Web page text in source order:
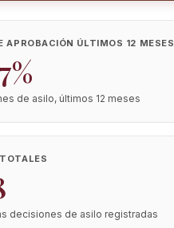
APROBACIÓN ÚLTIMOS 12 MESES
de asilo, últimos 12 meses
decisiones de asilo registradas